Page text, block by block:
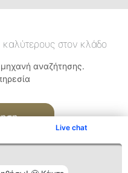
Live chat
καλύτερους στον κλάδο
αναζήτησης.